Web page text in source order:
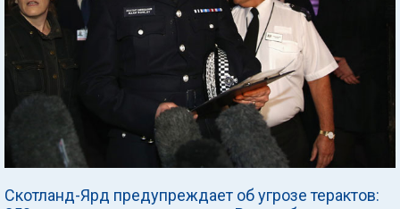
Скотланд-Ярд предупреждает об угрозе терактов: